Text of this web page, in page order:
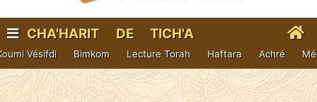
CHA'HARIT DE TICH'A
BÉAV (AVEC KINOT)
Vésifdi Bimkom Lecture Torah Haftara Achré